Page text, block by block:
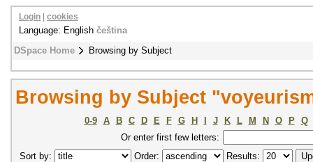
DSpace Home Browsing by Subject
Login cookies
Language: English čeština
Browsing by Subject
0-9 A B C D E F G H J K L M N O P
Q
Or enter first few letters:
Sort by:
Order: Results: